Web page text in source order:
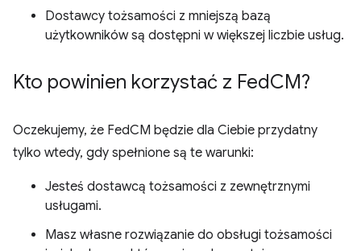
Dostawcy tożsamości z mniejszą bazą
użytkowników są dostępni w większej liczbie usług.
Kto powinien korzystać z FedCM?
Oczekujemy, że FedCM będzie dla Ciebie przydatny
tylko wtedy, gdy spełnione są te warunki:
Jesteś dostawcą tożsamości z zewnętrznymi
usługami.
Masz własne rozwiązanie do obsługi tożsamości